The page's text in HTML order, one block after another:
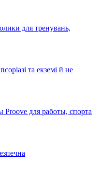
для тренувань,
та екземі й не
Proove для работы, спорта